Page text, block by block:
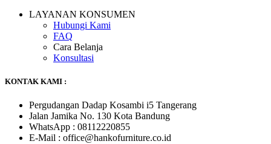
LAYANAN KONSUMEN
Hubungi Kami
FAQ
Cara Belanja
Konsultasi
KONTAK KAMI :
Pergudangan Dadap Kosambi i5 Tangerang
Jalan Jamika No. 130 Kota Bandung
WhatsApp : 08112220855
E-Mail : office@hankofurniture.co.id